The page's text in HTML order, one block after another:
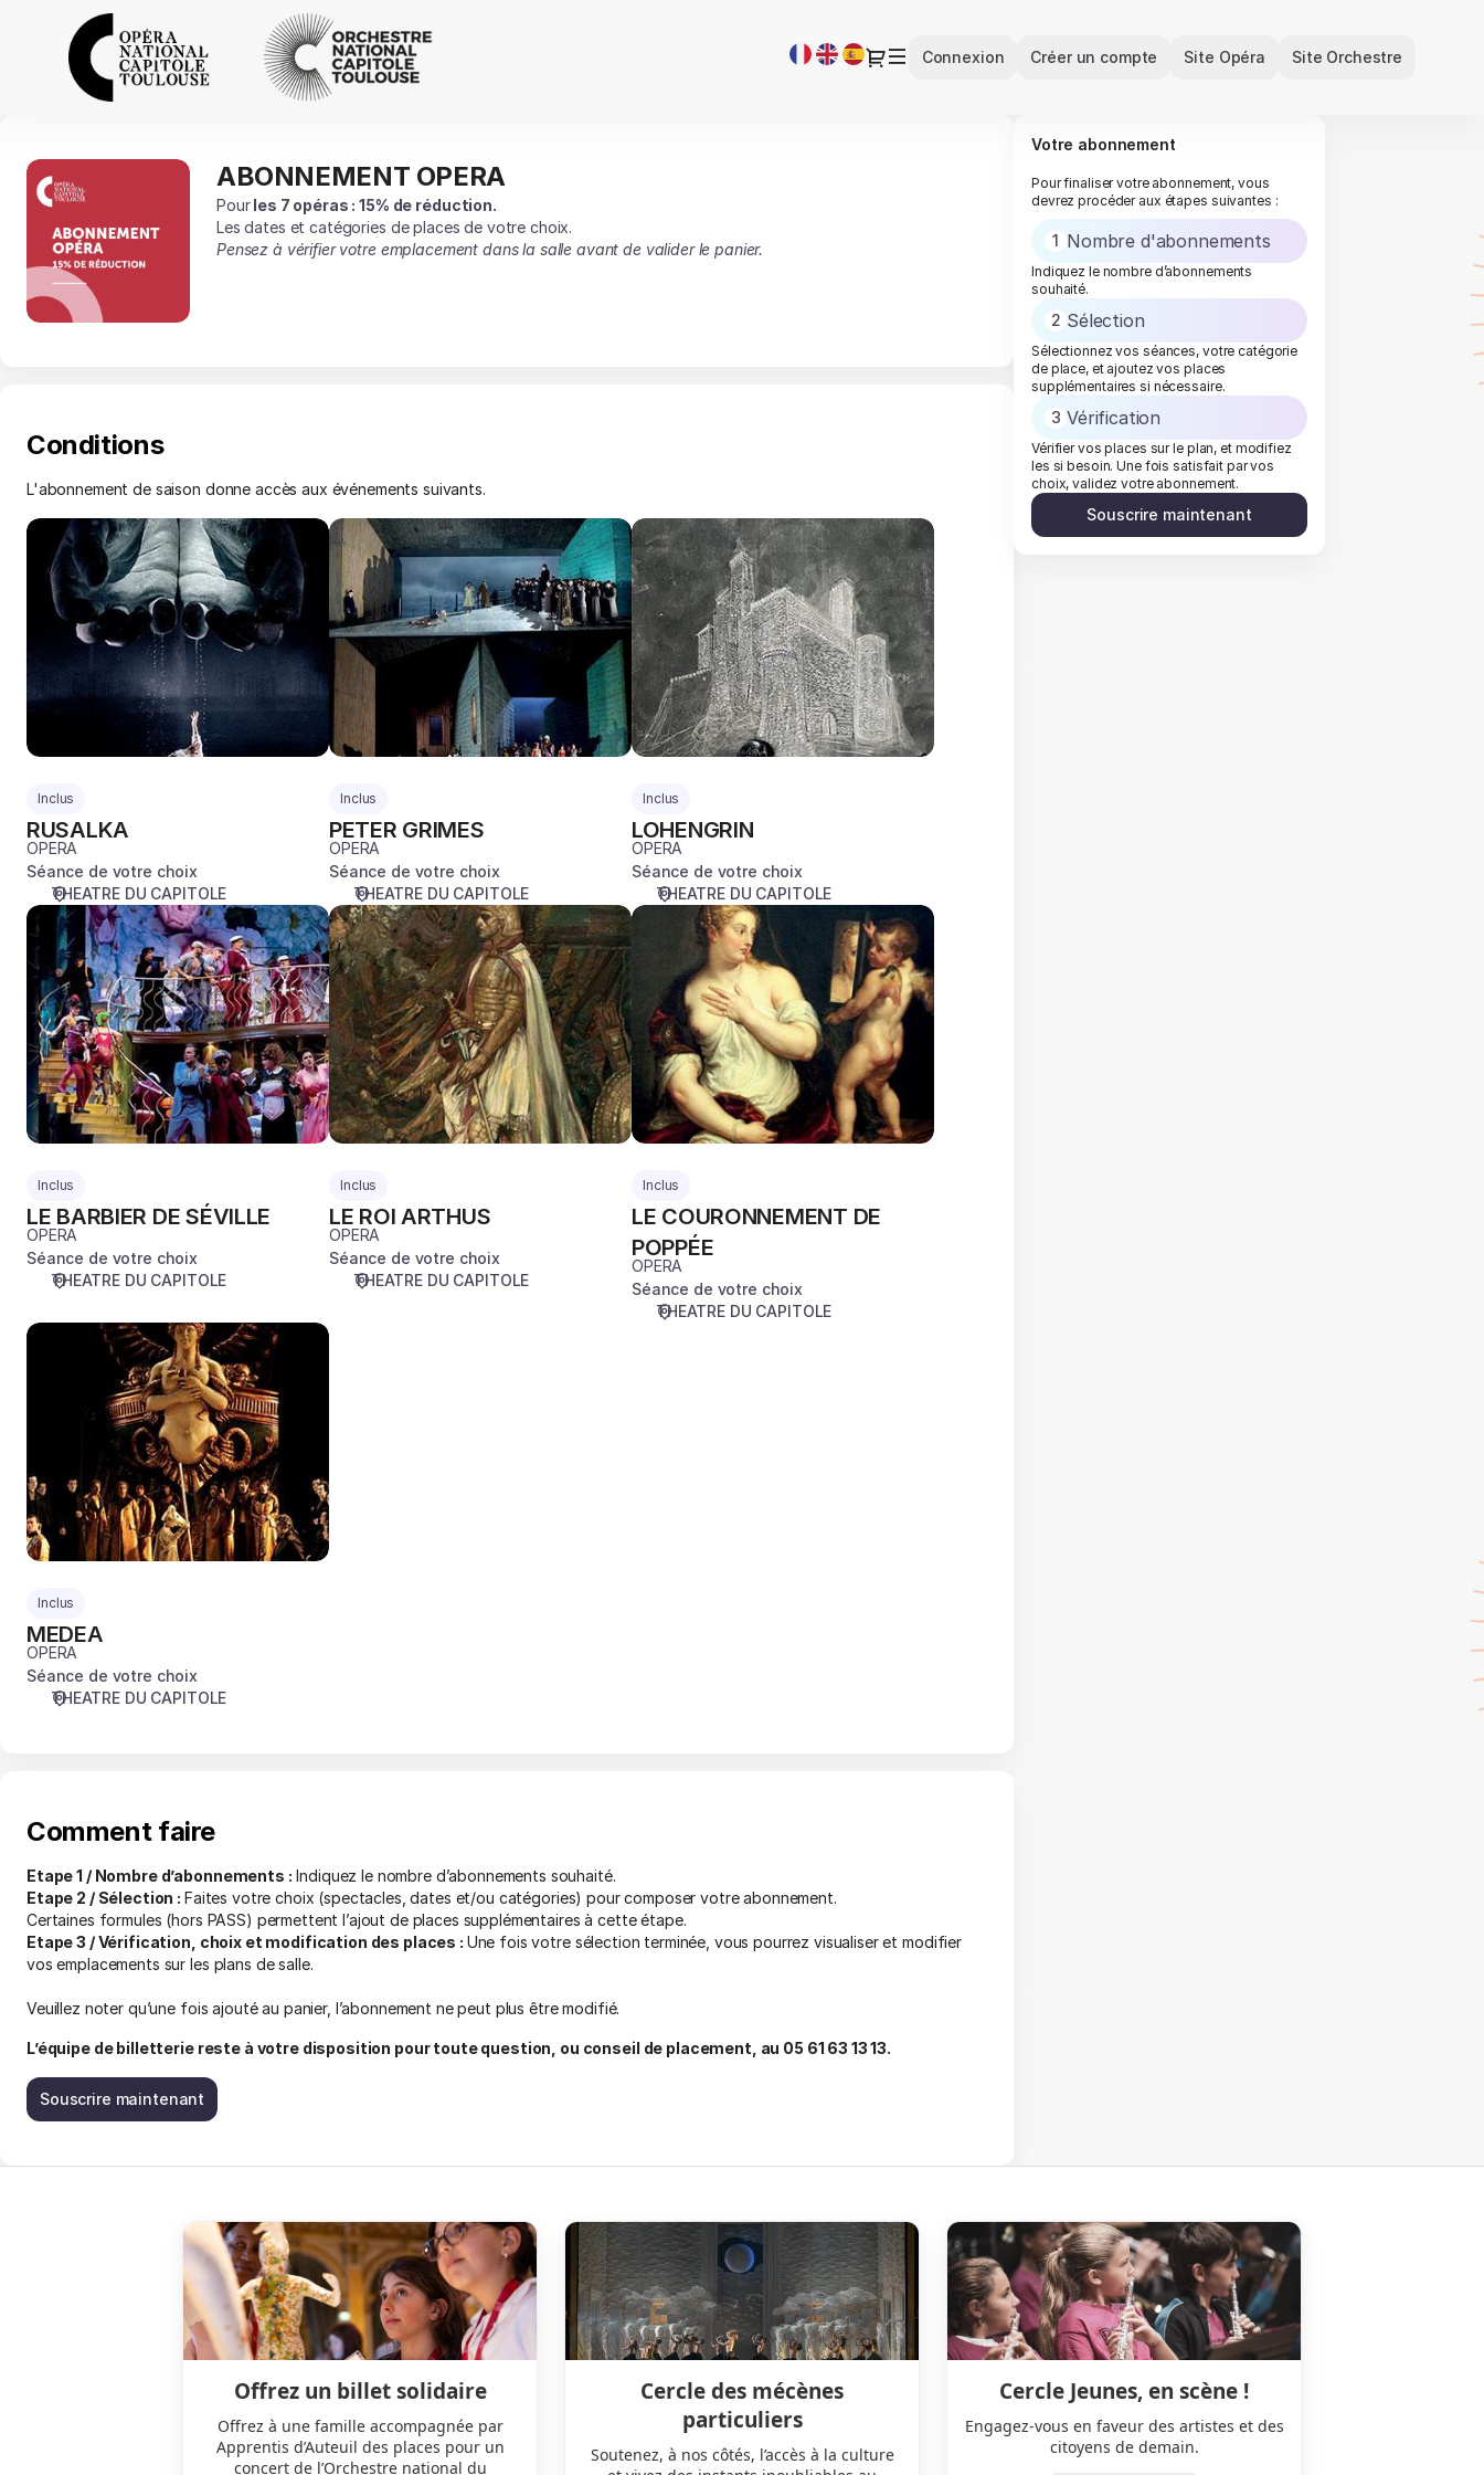
Langue
Dialogue
Connexion Créer un compte Site Opéra Site Orchestre
Abonnements
[ABONNEMENT
Orchestre
national
Capitole
Toulouse
ABONNEMENT
OPERA
ABONNEMENT OPERA
Pourles 7 opéras :15% de réduction.
Les dates et catégories de places de votre choix.
Pensez à vérifier votre emplacement dans la salle avant de valider le panier.
Conditions
L'abonnement de saison donne accès aux événements suivants.
RUSALKA
Inclus
RUSALKA
OPERA
Séance de votre choix
THEATRE DU CAPITOLE
PETER
GRIMES
Inclus
PETER GRIMES
OPERA
Séance de votre choix
THEATRE DU CAPITOLE
LOHENGRIN
Inclus
LOHENGRIN
OPERA
Séance de votre choix
THEATRE DU CAPITOLE
LE
BARBIER
DE
SÉVILLE
Inclus
LE BARBIER DE SÉVILLE
OPERA
Séance de votre choix
THEATRE DU CAPITOLE
LE
ROI
ARTHUS
Inclus
LE ROI ARTHUS
OPERA
Séance de votre choix
THEATRE DU CAPITOLE
LE
COURONNEMENT
POPPÉE
Inclus
LE COURONNEMENT DE
POPPÉE
OPERA
Séance de votre choix
THEATRE DU CAPITOLE
MEDEA
Inclus
MEDEA
OPERA
Séance de votre choix
THEATRE DU CAPITOLE
Comment faire
Etape 1 / Nombre d’abonnements : Indiquez le nombre d’abonnements souhaité.
Etape 2 / Sélection : Faites votre choix (spectacles, dates et/ou catégories) pour composer votre abonnement.
Certaines formules (hors PASS) permettent l’ajout de places supplémentaires à cette étape.
Etape 3 / Vérification, choix et modification des places : Une fois votre sélection terminée, vous pourrez visualiser et modifier
vos emplacements sur les plans de salle.
Veuillez noter qu’une fois ajouté au panier, l’abonnement ne peut plus être modifié.
L’équipe de billetterie reste à votre disposition pour toute question, ou conseil de placement, au 05 61 63 13 13.
Souscrire maintenant
Votre abonnement
Pour finaliser votre abonnement, vous
devrez procéder aux étapes suivantes :
1 Nombre d'abonnements
Indiquez le nombre d’abonnements
souhaité.
2 Sélection
Sélectionnez vos séances, votre catégorie
de place, et ajoutez vos places
supplémentaires si nécessaire.
3 Vérification
Vérifier vos places sur le plan, et modifiez
les si besoin. Une fois satisfait par vos
choix, validez votre abonnement.
Souscrire maintenant